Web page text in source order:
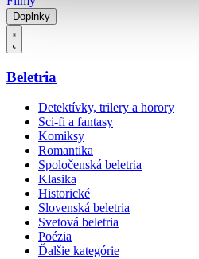
Doplnky
Beletria
Detektívky, trilery a horory
Sci-fi a fantasy
Komiksy
Romantika
Spoločenská beletria
Klasika
Historické
Slovenská beletria
Svetová beletria
Poézia
Ďalšie kategórie